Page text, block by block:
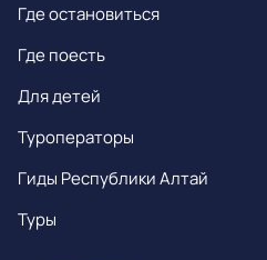
Где остановиться
Где поесть
Для детей
Туроператоры
Гиды Республики Алтай
Туры